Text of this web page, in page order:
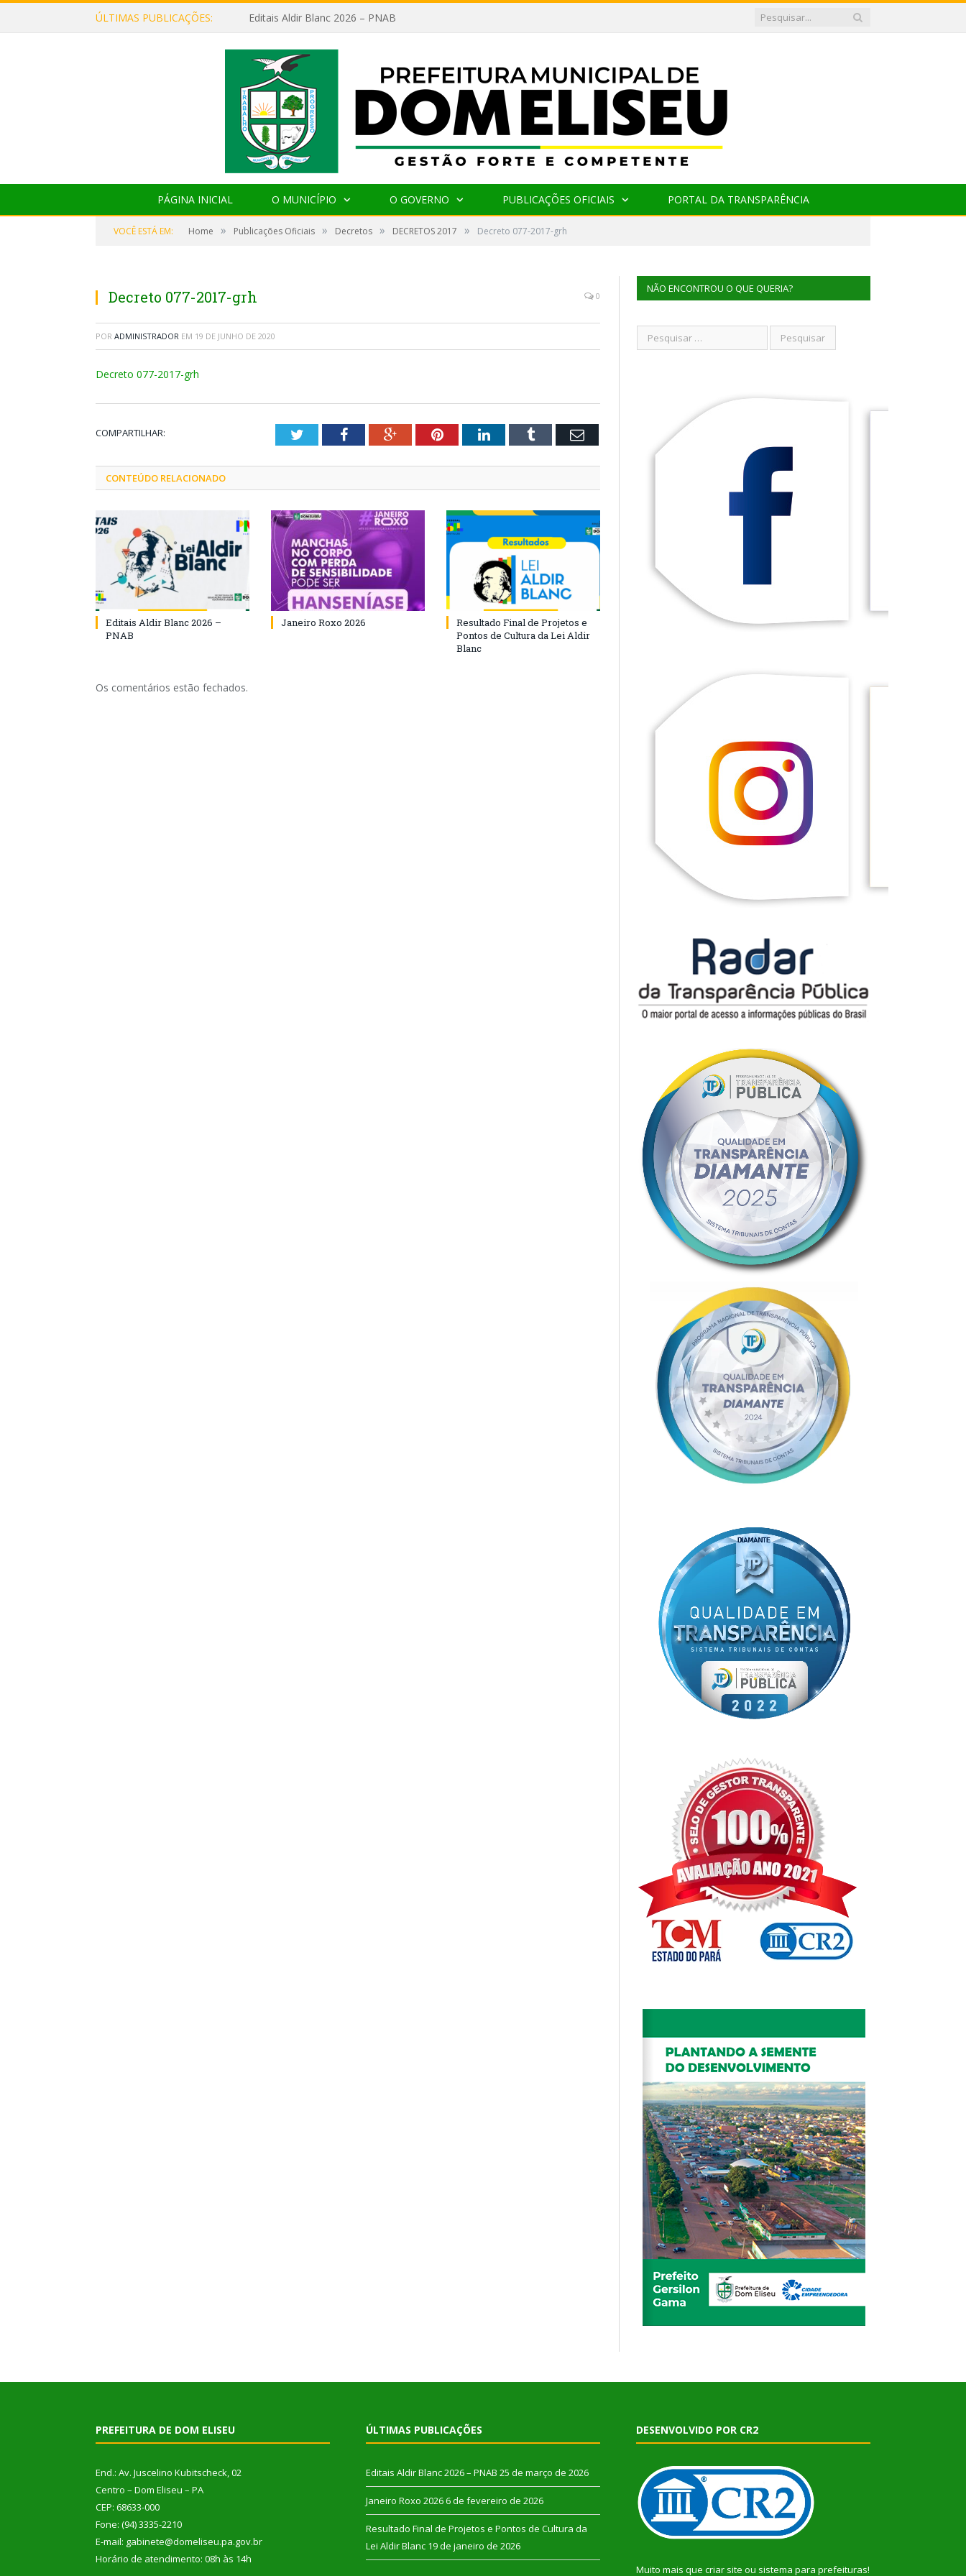
ÚLTIMAS PUBLICAÇÕES: Editais Aldir Blanc 2026 – PNAB
PÁGINA INICIAL O MUNICÍPIO O GOVERNO PUBLICAÇÕES OFICIAIS PORTAL DA TRANSPARÊNCIA
VOCÊ ESTÁ EM: Home » Publicações Oficiais » Decretos » DECRETOS 2017 » Decreto 077-2017-grh
Decreto 077-2017-grh 0
POR ADMINISTRADOR EM 19 DE JUNHO DE 2020
Decreto 077-2017-grh
COMPARTILHAR: TwitterFacebookGoogle+PinterestLinkedInTumblr Email
CONTEÚDO RELACIONADO
Editais Aldir Blanc 2026 –
PNAB
Janeiro Roxo 2026
Resultado Final de Projetos e
Pontos de Cultura da Lei Aldir
Blanc
Os comentários estão fechados.
NÃO ENCONTROU O QUE QUERIA?
PREFEITURA DE DOM ELISEU
End.: Av. Juscelino Kubitscheck, 02
Centro – Dom Eliseu – PA
CEP: 68633-000
Fone: (94) 3335-2210
E-mail: gabinete@domeliseu.pa.gov.br
Horário de atendimento: 08h às 14h
ÚLTIMAS PUBLICAÇÕES
Editais Aldir Blanc 2026 – PNAB 25 de março de 2026
Janeiro Roxo 2026 6 de fevereiro de 2026
Resultado Final de Projetos e Pontos de Cultura da
Lei Aldir Blanc 19 de janeiro de 2026
DESENVOLVIDO POR CR2
Muito mais que criar site ou sistema para prefeituras!